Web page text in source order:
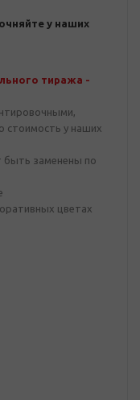
у наших
тиража -
стоимость у наших
быть заменены по
цветах